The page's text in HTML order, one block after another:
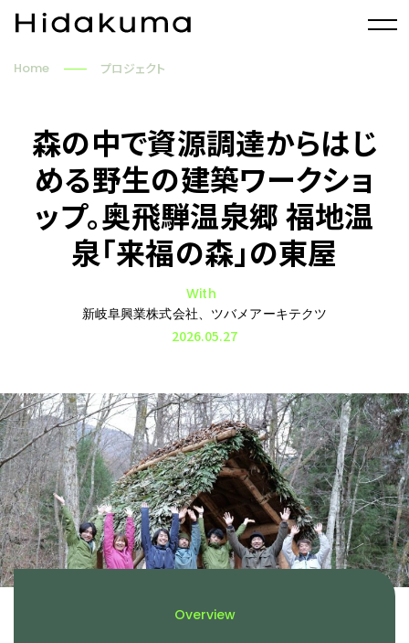
Home プロジェクト
森の中で資源調達からはじ
める野生の建築ワークショ
ップ。奥飛騨温泉郷 福地温
泉「来福の森」の東屋
With
新岐阜興業株式会社、ツバメアーキテクツ
2026.05.27
Overview